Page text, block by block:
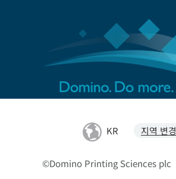
KR 지역 변경
©Domino Printing Sciences plc